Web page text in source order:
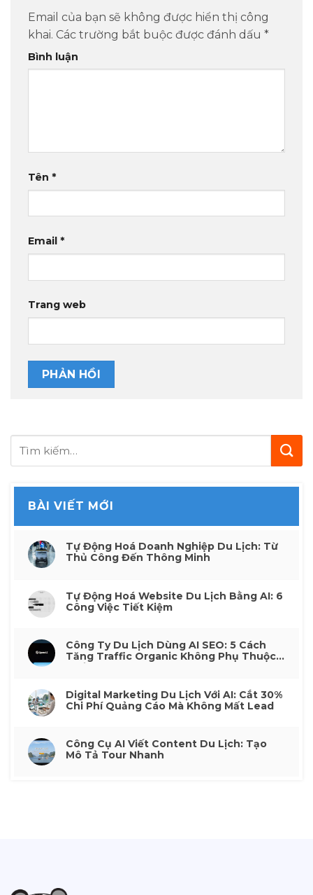
BÀI VIẾT MỚI
Tự Động Hoá Doanh Nghiệp Du Lịch: Từ
Thủ Công Đến Thông Minh
Tự Động Hoá Website Du Lịch Bằng AI: 6
Công Việc Tiết Kiệm
Công Ty Du Lịch Dùng AI SEO: 5 Cách
Tăng Traffic Organic Không Phụ Thuộc
Quảng Cáo
Digital Marketing Du Lịch Với AI: Cắt 30%
Chi Phí Quảng Cáo Mà Không Mất Lead
Công Cụ AI Viết Content Du Lịch: Tạo
Mô Tả Tour Nhanh
Email của bạn sẽ không được hiển thị công
khai. Các trường bắt buộc được đánh dấu *
Bình luận
Tên *
Email *
Trang web